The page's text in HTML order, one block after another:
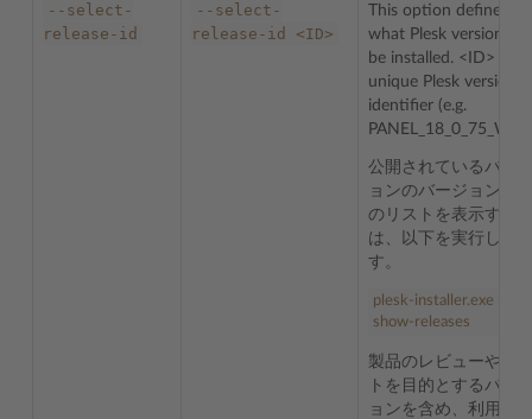
--select-
release-id
--select-
release-id
<ID>
This option defines
what Plesk version will
be installed. <ID> is a
unique Plesk version
identifier (e.g.
公開されているバー
ョンのバージョン ID
のリストを表示する
は、以下を実行しま
す。
plesk-installer.exe --
show-releases
製品のレビューやテ
トを目的とするバー
ョンを含め、利用可